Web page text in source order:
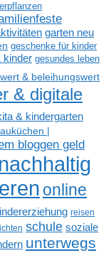
garten neu
geschenke für kinder
kinder gesundes leben
& beleihungswert
& digitale
& kindergarten
|
bloggen geld
nachhaltig
online
reisen
schule soziale
unterwegs